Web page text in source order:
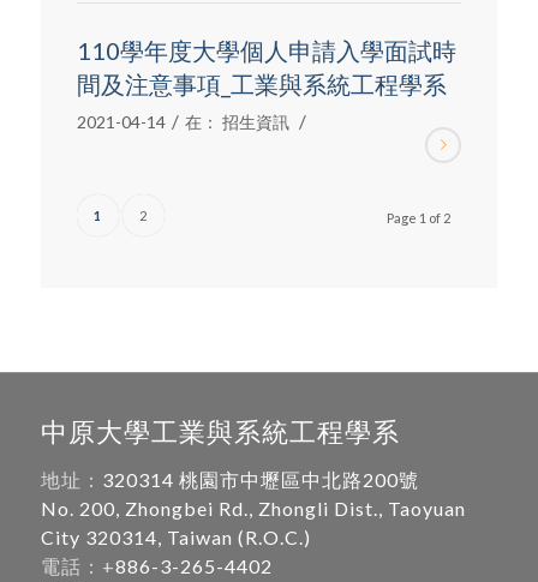
110學年度大學個人申請入學面試時
間及注意事項_工業與系統工程學系
2021-04-14 / 在： 招生資訊 /
Page 1 of 2
1 2
中原大學工業與系統工程學系
地址： 320314 桃園市中壢區中北路200號
No. 200, Zhongbei Rd., Zhongli Dist., Taoyuan
City 320314, Taiwan (R.O.C.)
電話：+886-3-265-4402